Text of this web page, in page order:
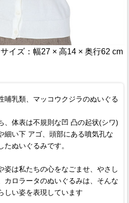
サイズ：幅27 × 高14 × 奥行62 cm
哺乳類、マッコウクジラのぬいぐる
、体表は不規則な凹 凸の起状(シワ)
細い下 アゴ、頭部にある噴気孔な
ぬいぐるみです。
姿は私たちの心をなごませ、やさし
カロラータのぬいぐるみは、そんな
しい姿を表現しています